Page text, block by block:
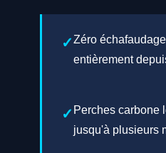
Zéro
entièrement
Perches carbone
jusqu'à plusieurs